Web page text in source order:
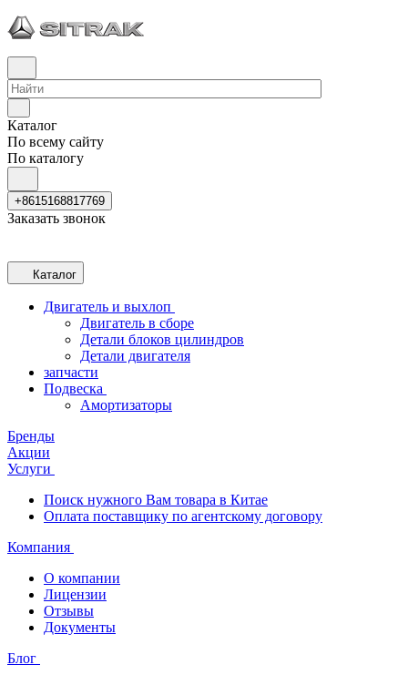
Каталог
По всему сайту
По каталогу
+8615168817769
Заказать звонок
Каталог
Двигатель и выхлоп
Двигатель в сборе
Детали блоков цилиндров
Детали двигателя
запчасти
Подвеска
Амортизаторы
Бренды
Акции
Услуги
Поиск нужного Вам товара в Китае
Оплата поставщику по агентскому договору
Компания
О компании
Лицензии
Отзывы
Документы
Блог